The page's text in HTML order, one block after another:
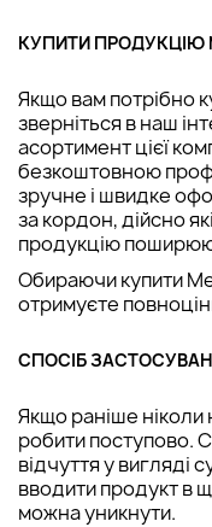
КУПИТИ ПРОДУКЦІЮ
Якщо вам потрібно
зверніться в наш
асортимент цієї
безкоштовною
зручне і швидке
за кордон, дійсно
продукцію
Обираючи купити
отримуєте
СПОСІБ
Якщо раніше
робити поступово.
відчуття у вигляді
вводити продукт в
можна уникнути.